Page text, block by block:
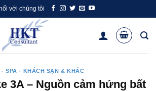
với chúng tôi
SPA - KHÁCH SẠN & KHÁC
3A – Nguồn cảm hứng bất